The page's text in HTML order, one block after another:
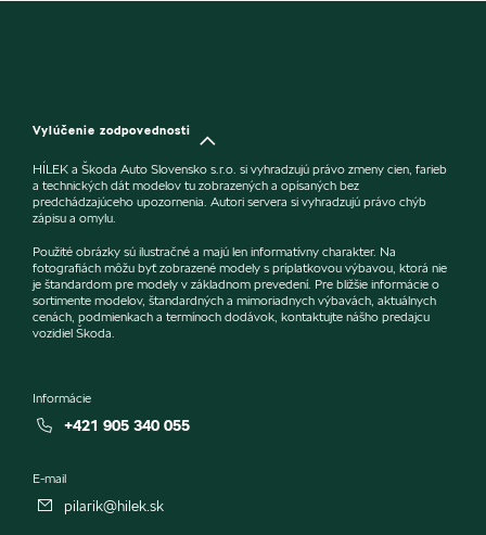
Vylúčenie zodpovednosti
HÍLEK a Škoda Auto Slovensko s.r.o. si vyhradzujú právo zmeny cien, farieb
a technických dát modelov tu zobrazených a opísaných bez
predchádzajúceho upozornenia. Autori servera si vyhradzujú právo chýb
zápisu a omylu.
Použité obrázky sú ilustračné a majú len informatívny charakter. Na
fotografiách môžu byť zobrazené modely s príplatkovou výbavou, ktorá nie
je štandardom pre modely v základnom prevedení. Pre bližšie informácie o
sortimente modelov, štandardných a mimoriadnych výbavách, aktuálnych
cenách, podmienkach a termínoch dodávok, kontaktujte nášho predajcu
vozidiel Škoda.
Informácie
+421 905 340 055
E-mail
pilarik@hilek.sk